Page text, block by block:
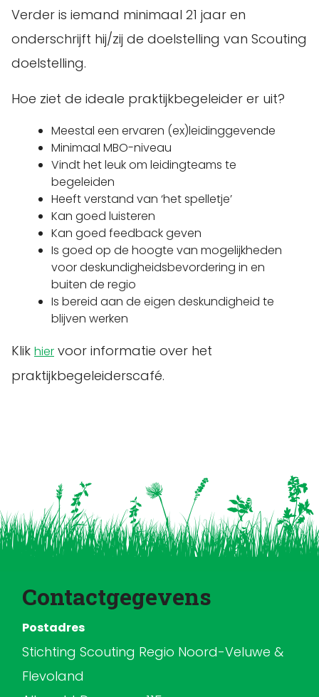
Verder is iemand minimaal 21 jaar en
onderschrijft hij/zij de doelstelling van Scouting
doelstelling.
Hoe ziet de ideale praktijkbegeleider er uit?
Meestal een ervaren (ex)leidinggevende
Minimaal MBO-niveau
Vindt het leuk om leidingteams te
begeleiden
Heeft verstand van ‘het spelletje’
Kan goed luisteren
Kan goed feedback geven
Is goed op de hoogte van mogelijkheden
voor deskundigheidsbevordering in en
buiten de regio
Is bereid aan de eigen deskundigheid te
blijven werken
Klik hier voor informatie over het
praktijkbegeleiderscafé.
Contactgegevens
Postadres
Stichting Scouting Regio Noord-Veluwe &
Flevoland